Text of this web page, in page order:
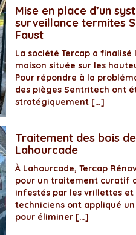
Mise en place d’un
surveillance termites
Faust
La société Tercap a
maison située sur les
Pour répondre à la
des pièges Sentritech ont
stratégiquement […]
Traitement des bois
Lahourcade
À Lahourcade, Tercap
pour un traitement curatif
infestés par les vrillettes et
techniciens ont appliqué
pour éliminer […]